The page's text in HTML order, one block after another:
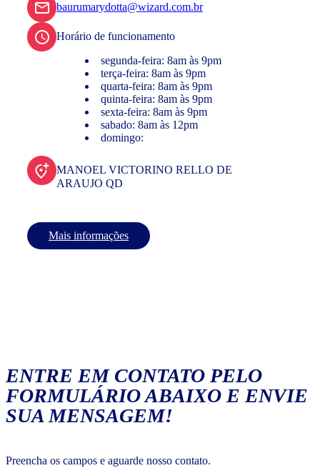
baurumarydotta@wizard.com.br
Horário de funcionamento
segunda-feira: 8am às 9pm
terça-feira: 8am às 9pm
quarta-feira: 8am às 9pm
quinta-feira: 8am às 9pm
sexta-feira: 8am às 9pm
sabado: 8am às 12pm
domingo:
MANOEL VICTORINO RELLO DE
ARAUJO QD
Mais informações
ENTRE EM CONTATO PELO
FORMULÁRIO ABAIXO E ENVIE
SUA MENSAGEM!
Preencha os campos e aguarde nosso contato.